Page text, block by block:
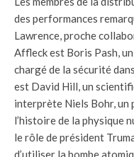
des performances
Lawrence, proche
Affleck est Boris Pash,
chargé de la sécurité
est David Hill, un
interprète Niels Bohr,
l’histoire de la physique
le rôle de président